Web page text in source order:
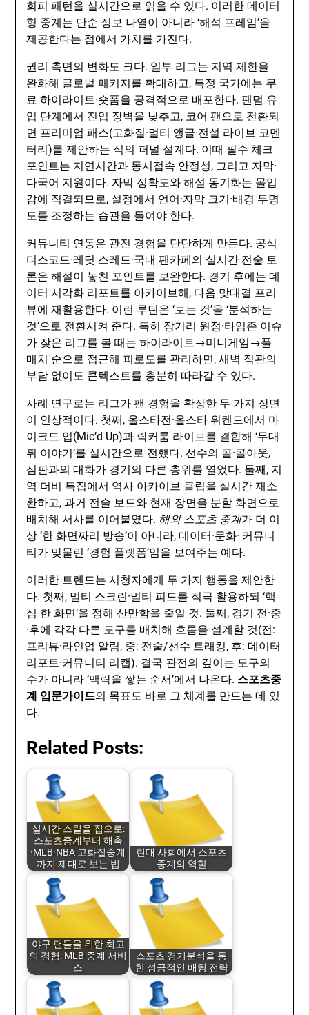
회피 패턴을 실시간으로 읽을 수 있다. 이러한 데이터
형 중계는 단순 정보 나열이 아니라 ‘해석 프레임’을
제공한다는 점에서 가치를 가진다.
권리 측면의 변화도 크다. 일부 리그는 지역 제한을
완화해 글로벌 패키지를 확대하고, 특정 국가에는 무
료 하이라이트·숏폼을 공격적으로 배포한다. 팬덤 유
입 단계에서 진입 장벽을 낮추고, 코어 팬으로 전환되
면 프리미엄 패스(고화질·멀티 앵글·전설 라이브 코멘
터리)를 제안하는 식의 퍼널 설계다. 이때 필수 체크
포인트는 지연시간과 동시접속 안정성, 그리고 자막·
다국어 지원이다. 자막 정확도와 해설 동기화는 몰입
감에 직결되므로, 설정에서 언어·자막 크기·배경 투명
도를 조정하는 습관을 들여야 한다.
커뮤니티 연동은 관전 경험을 단단하게 만든다. 공식
디스코드·레딧 스레드·국내 팬카페의 실시간 전술 토
론은 해설이 놓친 포인트를 보완한다. 경기 후에는 데
이터 시각화 리포트를 아카이브해, 다음 맞대결 프리
뷰에 재활용한다. 이런 루틴은 ‘보는 것’을 ‘분석하는
것’으로 전환시켜 준다. 특히 장거리 원정·타임존 이슈
가 잦은 리그를 볼 때는 하이라이트→미니게임→풀
매치 순으로 접근해 피로도를 관리하면, 새벽 직관의
부담 없이도 콘텍스트를 충분히 따라갈 수 있다.
사례 연구로는 리그가 팬 경험을 확장한 두 가지 장면
이 인상적이다. 첫째, 올스타전·올스타 위켄드에서 마
이크드 업(Mic’d Up)과 락커룸 라이브를 결합해 ‘무대
뒤 이야기’를 실시간으로 전했다. 선수의 콜·콜아웃,
심판과의 대화가 경기의 다른 층위를 열었다. 둘째, 지
역 더비 특집에서 역사 아카이브 클립을 실시간 재소
환하고, 과거 전술 보드와 현재 장면을 분할 화면으로
배치해 서사를 이어붙였다. 해외 스포츠 중계가 더 이
상 ‘한 화면짜리 방송’이 아니라, 데이터·문화· 커뮤니
티가 맞물린 ‘경험 플랫폼’임을 보여주는 예다.
이러한 트렌드는 시청자에게 두 가지 행동을 제안한
다. 첫째, 멀티 스크린·멀티 피드를 적극 활용하되 ‘핵
심 한 화면’을 정해 산만함을 줄일 것. 둘째, 경기 전·중
·후에 각각 다른 도구를 배치해 흐름을 설계할 것(전:
프리뷰·라인업 알림, 중: 전술/선수 트래킹, 후: 데이터
리포트·커뮤니티 리캡). 결국 관전의 깊이는 도구의
수가 아니라 ‘맥락을 쌓는 순서’에서 나온다. 스포츠중
계 입문가이드의 목표도 바로 그 체계를 만드는 데 있
다.
Related Posts:
실시간 스릴을 집으로:
스포츠중계부터 해축
·MLB·NBA 고화질중계
까지 제대로 보는 법
현대 사회에서 스포츠
중계의 역할
야구 팬들을 위한 최고
의 경험: MLB 중계 서비
스
스포츠 경기분석을 통
한 성공적인 배팅 전략